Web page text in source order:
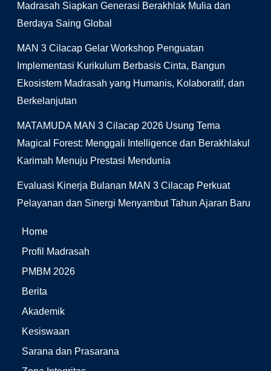
Madrasah Siapkan Generasi Berakhlak Mulia dan
Berdaya Saing Global
MAN 3 Cilacap Gelar Workshop Penguatan
Implementasi Kurikulum Berbasis Cinta, Bangun
Ekosistem Madrasah yang Humanis, Kolaboratif, dan
Berkelanjutan
MATAMUDA MAN 3 Cilacap 2026 Usung Tema
Magical Forest: Menggali Intelligence dan Berakhlakul
Karimah Menuju Prestasi Mendunia
Evaluasi Kinerja Bulanan MAN 3 Cilacap Perkuat
Pelayanan dan Sinergi Menyambut Tahun Ajaran Baru
Home
Profil Madrasah
PMBM 2026
Berita
Akademik
Kesiswaan
Sarana dan Prasarana